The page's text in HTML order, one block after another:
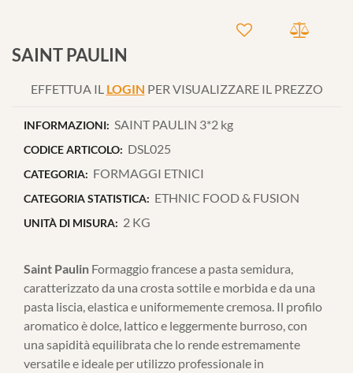
SAINT PAULIN
EFFETTUA IL LOGIN PER VISUALIZZARE IL PREZZO
INFORMAZIONI: SAINT PAULIN 3*2 kg
CODICE ARTICOLO: DSL025
CATEGORIA: FORMAGGI ETNICI
CATEGORIA STATISTICA: ETHNIC FOOD & FUSION
UNITÀ DI MISURA: 2 KG
Saint Paulin Formaggio francese a pasta semidura,
caratterizzato da una crosta sottile e morbida e da una
pasta liscia, elastica e uniformemente cremosa. Il profilo
aromatico è dolce, lattico e leggermente burroso, con
una sapidità equilibrata che lo rende estremamente
versatile e ideale per utilizzo professionale in